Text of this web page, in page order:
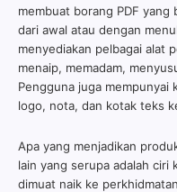
membuat borang PDF yang
dari awal atau dengan
menyediakan pelbagai alat
menaip, memadam,
Pengguna juga mempunyai
logo, nota, dan kotak teks
Apa yang menjadikan
lain yang serupa adalah ciri
dimuat naik ke